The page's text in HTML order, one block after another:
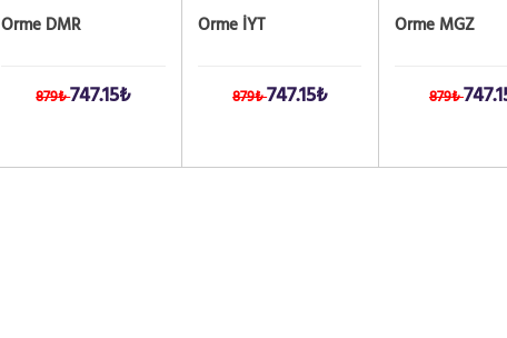
Orme DMR
879₺747.15₺
Orme İYT
879₺747.15₺
Orme MGZ
879₺